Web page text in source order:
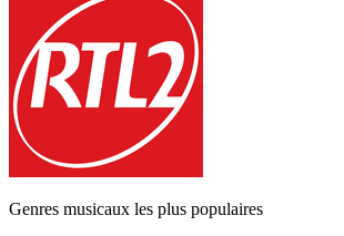
Genres musicaux les plus populaires